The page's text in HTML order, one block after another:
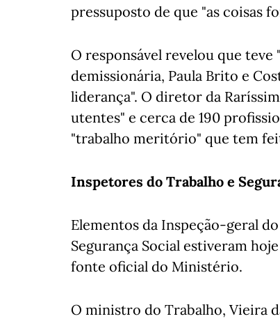
pressuposto de que "as coisas
O responsável revelou que
demissionária, Paula Brito e
liderança". O diretor da
utentes" e cerca de 190
"trabalho meritório" que tem
Inspetores do Trabalho e
Elementos da Inspeção-geral
Segurança Social estiveram
fonte oficial do Ministério.
O ministro do Trabalho, Vieira